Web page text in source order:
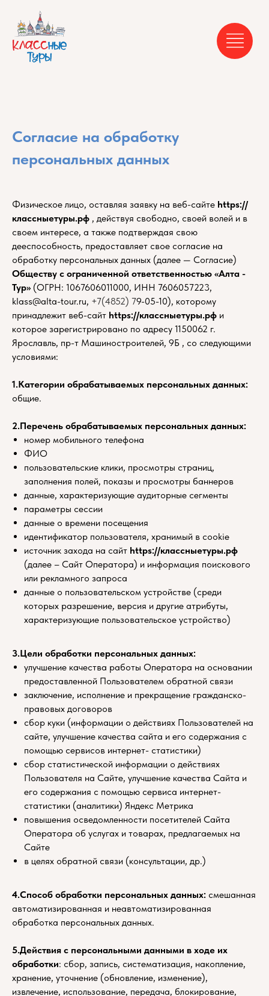
Согласие на обработку
персональных данных
Физическое лицо, оставляя заявку на веб-сайте https://
классныетуры.рф , действуя свободно, своей волей и в
своем интересе, а также подтверждая свою
дееспособность, предоставляет свое согласие на
обработку персональных данных (далее — Согласие)
Обществу с ограниченной ответственностью «Алта -
Тур» (ОГРН: 1067606011000, ИНН 7606057223,
klass@alta-tour.ru, +7(4852) 79-05-10), которому
принадлежит веб-сайт https://классныетуры.рф и
которое зарегистрировано по адресу 1150062 г.
Ярославль, пр-т Машиностроителей, 9Б , со следующими
условиями:
1.Категории обрабатываемых персональных данных:
общие.
2.Перечень обрабатываемых персональных данных:
номер мобильного телефона
ФИО
пользовательские клики, просмотры страниц,
заполнения полей, показы и просмотры баннеров
данные, характеризующие аудиторные сегменты
параметры сессии
данные о времени посещения
идентификатор пользователя, хранимый в cookie
источник захода на сайт https://классныетуры.рф
(далее – Сайт Оператора) и информация поискового
или рекламного запроса
данные о пользовательском устройстве (среди
которых разрешение, версия и другие атрибуты,
характеризующие пользовательское устройство)
3.Цели обработки персональных данных:
улучшение качества работы Оператора на основании
предоставленной Пользователем обратной связи
заключение, исполнение и прекращение гражданско-
правовых договоров
сбор куки (информации о действиях Пользователей на
сайте, улучшение качества сайта и его содержания с
помощью сервисов интернет- статистики)
сбор статистической информации о действиях
Пользователя на Сайте, улучшение качества Сайта и
его содержания с помощью сервиса интернет-
статистики (аналитики) Яндекс Метрика
повышения осведомленности посетителей Сайта
Оператора об услугах и товарах, предлагаемых на
Сайте
в целях обратной связи (консультации, др.)
4.Способ обработки персональных данных: смешанная
автоматизированная и неавтоматизированная
обработка персональных данных.
5.Действия с персональными данными в ходе их
обработки: сбор, запись, систематизация, накопление,
хранение, уточнение (обновление, изменение),
извлечение, использование, передача, блокирование,